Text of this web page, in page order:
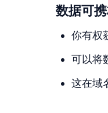
数据可
你有权
可以将
这在域